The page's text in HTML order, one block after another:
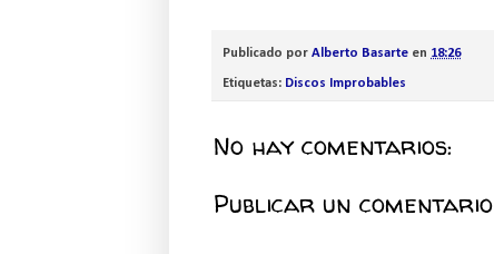
Publicado por Alberto Basarte en 18:26
Etiquetas: Discos Improbables
No hay comentarios:
Publicar un comentario